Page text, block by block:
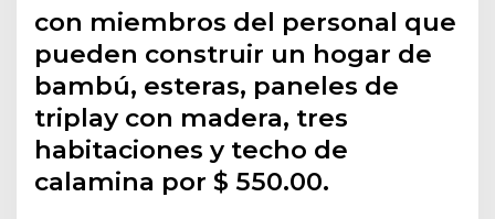
con miembros del personal que
pueden construir un hogar de
bambú, esteras, paneles de
triplay con madera, tres
habitaciones y techo de
calamina por $ 550.00.